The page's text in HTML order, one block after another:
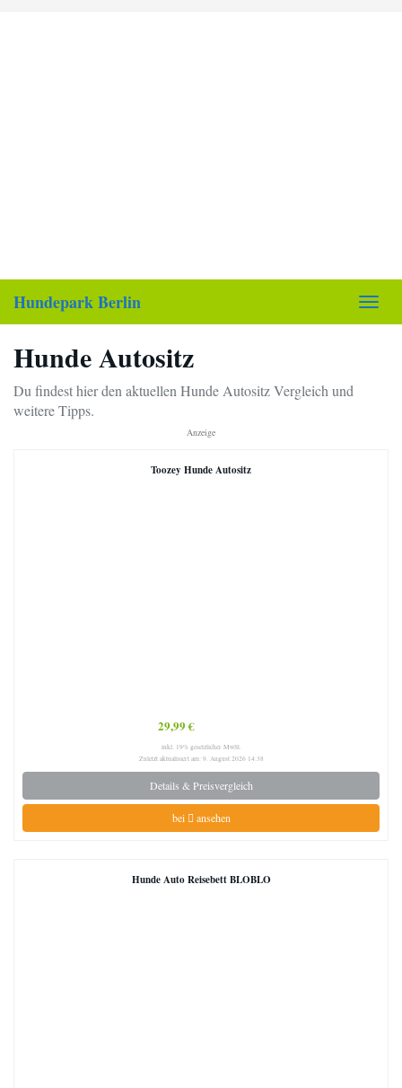
Hundepark Berlin
Hunde Autositz
Du findest hier den aktuellen Hunde Autositz Vergleich und
weitere Tipps.
Anzeige
Toozey Hunde Autositz
29,99 €
inkl. 19% gesetzlicher MwSt.
Zuletzt aktualisiert am: 9. August 2026 14:38
Details & Preisvergleich
bei ansehen
Hunde Auto Reisebett BLOBLO